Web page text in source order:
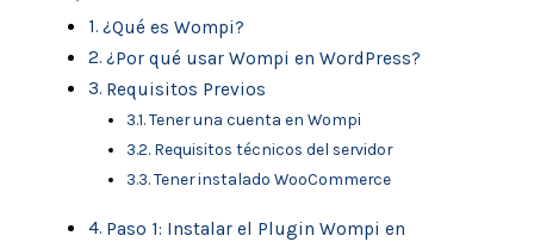
¿Qué es Wompi?
¿Por qué usar Wompi en WordPress?
Requisitos Previos
Tener una cuenta en Wompi
Requisitos técnicos del servidor
Tener instalado WooCommerce
Paso 1: Instalar el Plugin Wompi en